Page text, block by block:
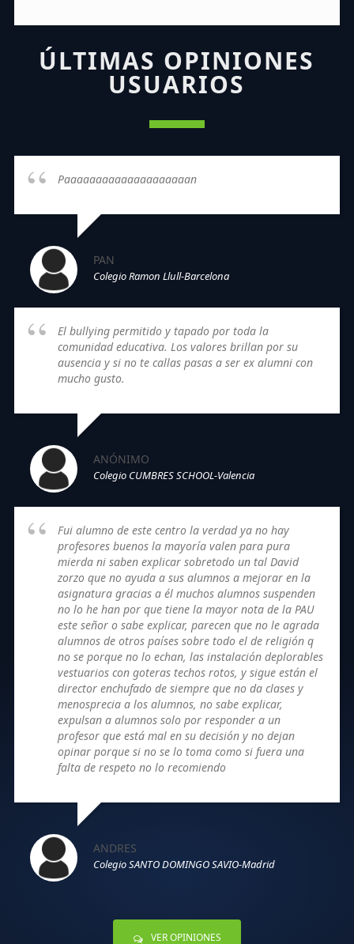
ÚLTIMAS OPINIONES
USUARIOS
Paaaaaaaaaaaaaaaaaaaan
PAN
Colegio Ramon Llull-Barcelona
El bullying permitido y tapado por toda la
comunidad educativa. Los valores brillan por su
ausencia y si no te callas pasas a ser ex alumni con
mucho gusto.
ANÓNIMO
Colegio CUMBRES SCHOOL-Valencia
Fui alumno de este centro la verdad ya no hay
profesores buenos la mayoría valen para pura
mierda ni saben explicar sobretodo un tal David
zorzo que no ayuda a sus alumnos a mejorar en la
asignatura gracias a él muchos alumnos suspenden
no lo he han por que tiene la mayor nota de la PAU
este señor o sabe explicar, parecen que no le agrada
alumnos de otros países sobre todo el de religión q
no se porque no lo echan, las instalación deplorables
vestuarios con goteras techos rotos, y sigue están el
director enchufado de siempre que no da clases y
menosprecia a los alumnos, no sabe explicar,
expulsan a alumnos solo por responder a un
profesor que está mal en su decisión y no dejan
opinar porque si no se lo toma como si fuera una
falta de respeto no lo recomiendo
ANDRES
Colegio SANTO DOMINGO SAVIO-Madrid
VER OPINIONES